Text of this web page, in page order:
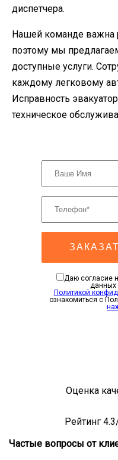
диспетчера.
Нашей команде важна
поэтому мы
доступные услуги.
каждому легковому
Исправность
техническое
Даю согласие
данных
Политикой
ознакомиться с
Оценка
Рейтинг 4.3
Частые вопросы от